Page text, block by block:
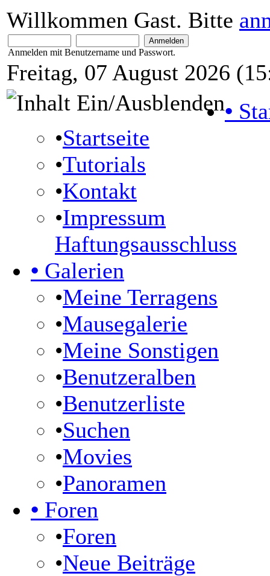
Willkommen Gast. Bitte
Anmelden mit Benutzername und Passwort.
Freitag, 07 August 2026
•
•Startseite
•Tutorials
•Kontakt
•Impressum
Haftungsausschluss
• Galerien
•Meine Terragens
•Mausegalerie
•Meine Sonstigen
•Benutzeralben
•Benutzerliste
•Suchen
•Movies
•Panoramen
• Foren
•Foren
•Neue Beiträge